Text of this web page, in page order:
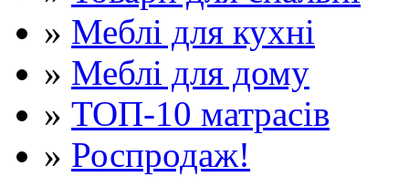
» Меблі для кухні
» Меблі для дому
» ТОП-10 матрасів
» Роспродаж!